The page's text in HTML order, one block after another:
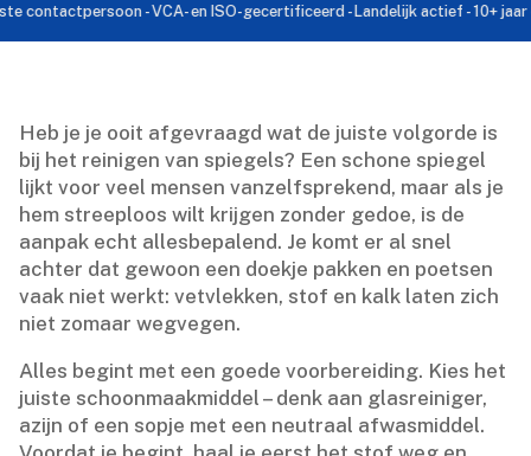
- VCA- en ISO-gecertificeerd - Landelijk actief - 10+ jaar
Heb je je ooit afgevraagd wat de juiste volgorde is
bij het reinigen van spiegels? Een schone spiegel
lijkt voor veel mensen vanzelfsprekend, maar als je
hem streeploos wilt krijgen zonder gedoe, is de
aanpak echt allesbepalend.​ Je komt er al snel
achter dat gewoon een doekje pakken en poetsen
vaak niet werkt: vetvlekken, stof en kalk laten zich
niet zomaar wegvegen.​
Alles begint met een goede voorbereiding.​ Kies het
juiste schoonmaakmiddel – denk aan glasreiniger,
azijn of een sopje met een neutraal afwasmiddel.​